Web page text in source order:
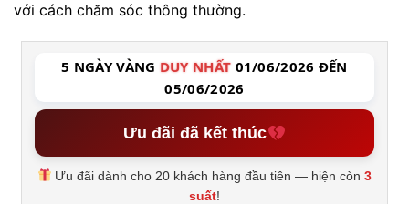
với cách chăm sóc thông thường.
5 NGÀY VÀNG DUY NHẤT 01/06/2026 ĐẾN
05/06/2026
Ưu đãi đã kết thúc
Ưu đãi dành cho 20 khách hàng đầu tiên — hiện còn3
suất!